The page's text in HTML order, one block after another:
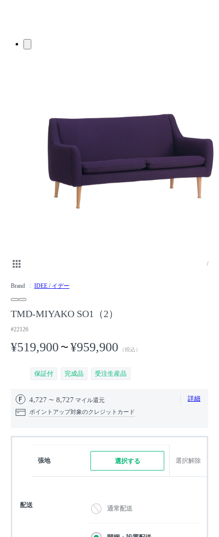
/
Brand IDEE / イデー
TMD-MIYAKO SO1（2）
#22126
¥519,900 〜 ¥959,900 （税込）
保証付 完成品 受注生産品
4,727 8,727 マイル還元 詳細
ポイントアップ対象のクレジットカード
張地 選択する 選択解除
配送 通常配送